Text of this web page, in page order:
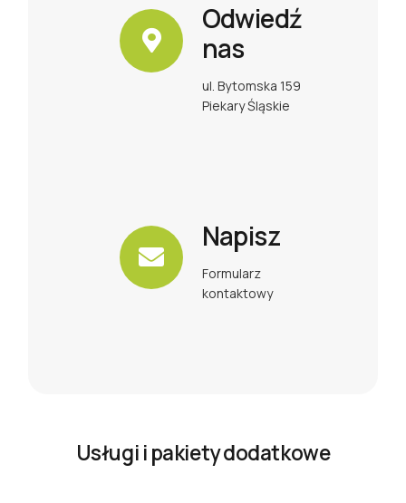
Odwiedź
nas
ul. Bytomska 159
Piekary Śląskie
Napisz
Formularz
kontaktowy
Usługi i pakiety dodatkowe